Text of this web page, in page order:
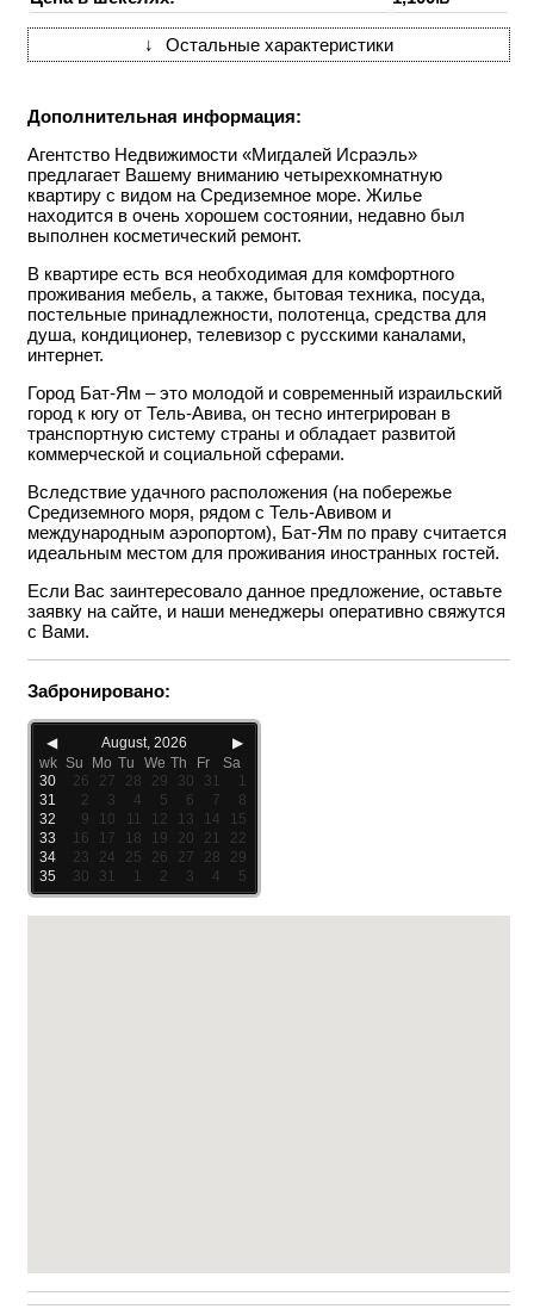
↓ Остальные характеристики
Дополнительная информация:
Агентство Недвижимости «Мигдалей Исраэль»
предлагает Вашему вниманию четырехкомнатную
квартиру с видом на Средиземное море. Жилье
находится в очень хорошем состоянии, недавно был
выполнен косметический ремонт.
В квартире есть вся необходимая для комфортного
проживания мебель, а также, бытовая техника, посуда,
постельные принадлежности, полотенца, средства для
душа, кондиционер, телевизор с русскими каналами,
интернет.
Город Бат-Ям – это молодой и современный израильский
город к югу от Тель-Авива, он тесно интегрирован в
транспортную систему страны и обладает развитой
коммерческой и социальной сферами.
Вследствие удачного расположения (на побережье
Средиземного моря, рядом с Тель-Авивом и
международным аэропортом), Бат-Ям по праву считается
идеальным местом для проживания иностранных гостей.
Если Вас заинтересовало данное предложение, оставьте
заявку на сайте, и наши менеджеры оперативно свяжутся
с Вами.
Забронировано:
◀ August, 2026
▶
wk Su Mo Tu We Th Fr
Sa
30
26 27 28 29 30 31
1
31
2 3 4 5 6 7
8
32
9 10 11 12 13 14
15
33
16 17 18 19 20 21
22
34
23 24 25 26 27 28
29
35
30 31 1 2 3 4 5